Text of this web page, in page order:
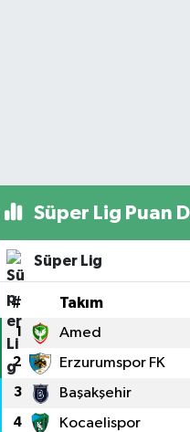
Süper Lig Puan
Süper Lig
# Takım
1 Amed
2 Erzurumspor FK
3 Başakşehir
4 Kocaelispor